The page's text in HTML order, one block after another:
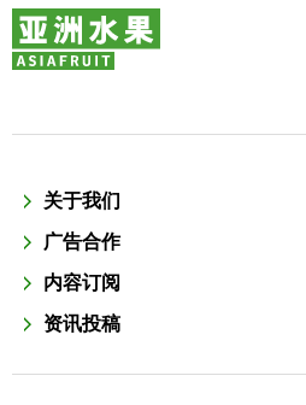
关于我们
广告合作
内容订阅
资讯投稿